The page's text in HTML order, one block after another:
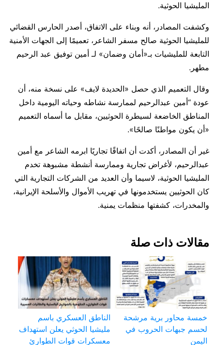
المليشيا الحوثية.
وكشفت المصادر، أنه وبناء على الاتفاق، أصدر الحارس القضائي
للمليشيا الحوثية صالح مسفر الشاعر، تعميمًا إلى الجهات الأمنية
التابعة للمليشيات بـ«أمان وضمان» لـ أمين توفيق عبد الرحيم
مطهر.
وقال التعميم الذي حصل «الحديدة لايف» على نسخة منه، أن
عودة “أمين عبدالرحيم لممارسة نشاطه وحياته اليومية داخل
المناطق الخاضعة لسيطرة الحوثيين، مقابل ما أسماه التعميم
«أن يكون مواطنًا صالحًا».
غير أن المصادر، أكدت أن اتفاقًا تجاريًا ابرمه الشاعر مع أمين
عبدالرحيم، لأغراض تجارية وممارسة أنشطة مشبوهة تخدم
المليشيا الحوثية، لاسيما وأن العديد من الشركات التجارية التي
كان الحوثيين يستخدمونها في تهريب الأموال والأسلحة الإيرانية،
والمخدرات، كشفتها منظمات يمنية.
مقالات ذات صلة
خمسة محاور برية مرشحة
لحسم جبهات الحروب في
اليمن
الناطق العسكري باسم
مليشيا الحوثي يعلن استهداف
معسكرات قوات الطوارئ